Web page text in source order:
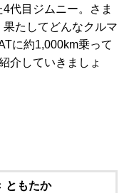
代目ジムニー。さま
たしてどんなクルマ
に約1,000km乗って
介していきましょ
ともたか